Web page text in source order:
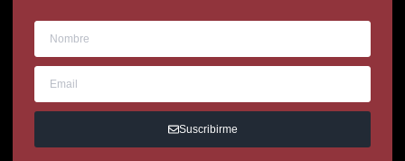
Suscribirme